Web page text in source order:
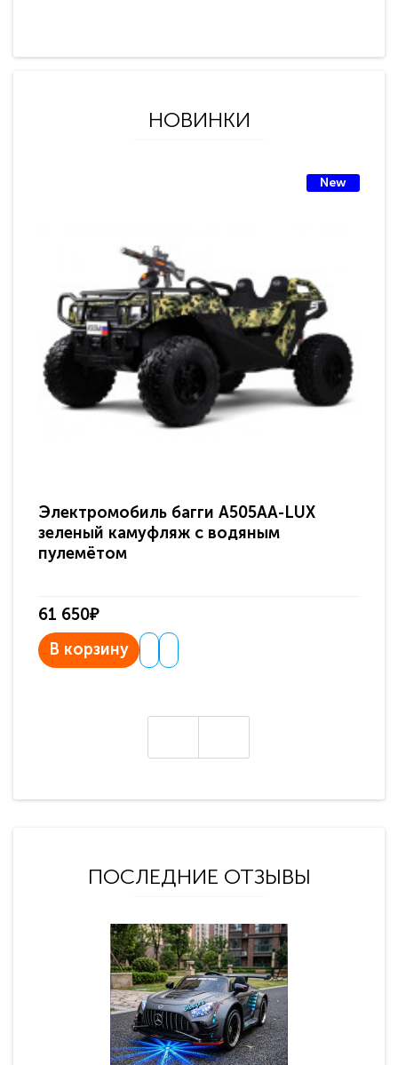
НОВИНКИ
New
Электромобиль багги A505AA-LUX
зеленый камуфляж с водяным
пулемётом
61 650₽
В корзину
ПОСЛЕДНИЕ ОТЗЫВЫ